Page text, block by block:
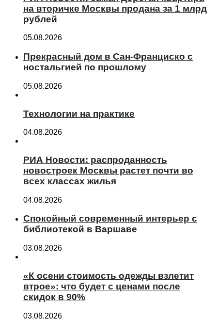
на вторичке Москвы продана за 1 млрд
рублей
05.08.2026
Прекрасный дом в Сан-Франциско с
ностальгией по прошлому
05.08.2026
Технологии на практике
04.08.2026
РИА Новости: распроданность
новостроек Москвы растет почти во
всех классах жилья
04.08.2026
Спокойный современный интерьер с
библиотекой в Варшаве
03.08.2026
«К осени стоимость одежды взлетит
втрое»: что будет с ценами после
скидок в 90%
03.08.2026